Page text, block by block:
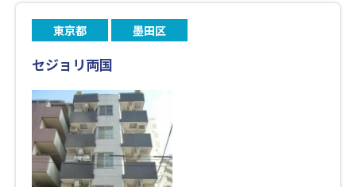
東京都 墨田区
セジョリ両国